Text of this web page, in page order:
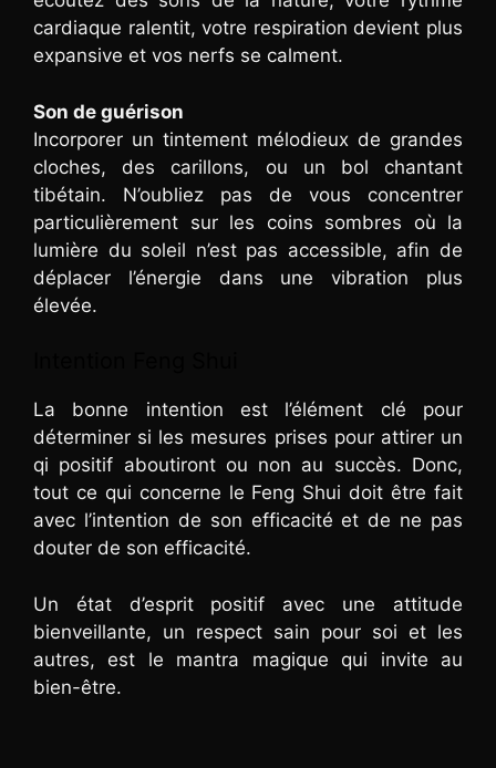
cardiaque ralentit, votre respiration devient plus
expansive et vos nerfs se calment.
Son de guérison
Incorporer un tintement mélodieux de grandes
cloches, des carillons, ou un bol chantant
tibétain. N’oubliez pas de vous concentrer
particulièrement sur les coins sombres où la
lumière du soleil n’est pas accessible, afin de
déplacer l’énergie dans une vibration plus
élevée.
La bonne intention est l’élément clé pour
déterminer si les mesures prises pour attirer un
qi positif aboutiront ou non au succès. Donc,
tout ce qui concerne le Feng Shui doit être fait
avec l’intention de son efficacité et de ne pas
douter de son efficacité.
Un état d’esprit positif avec une attitude
bienveillante, un respect sain pour soi et les
autres, est le mantra magique qui invite au
bien-être.